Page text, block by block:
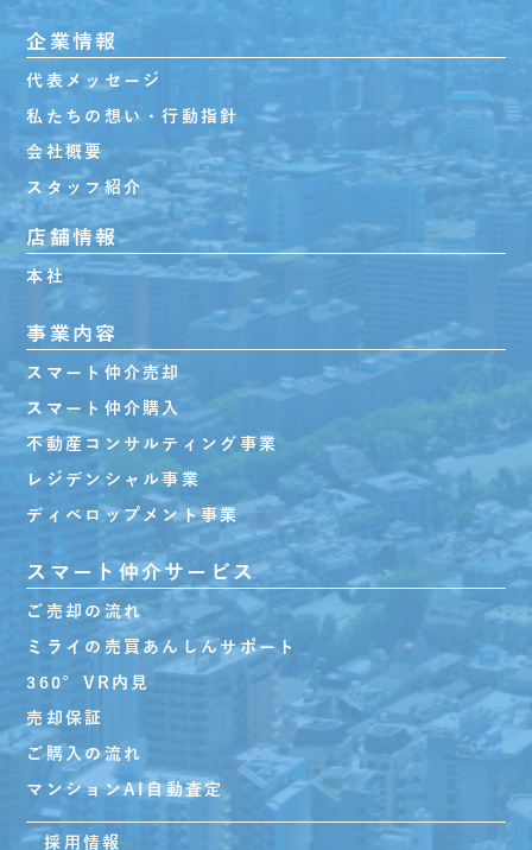
企業情報
代表メッセージ
私たちの想い・行動指針
会社概要
スタッフ紹介
店舗情報
本社
事業内容
スマート仲介売却
スマート仲介購入
不動産コンサルティング事業
レジデンシャル事業
ディベロップメント事業
スマート仲介サービス
ご売却の流れ
ミライの売買あんしんサポート
360°VR内見
売却保証
ご購入の流れ
マンションAI自動査定
採用情報